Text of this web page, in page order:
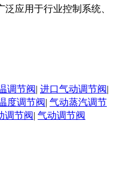
应用于行业控制系统、
调节阀| 进口气动调节阀|
度调节阀| 气动蒸汽调节
调节阀| 气动调节阀